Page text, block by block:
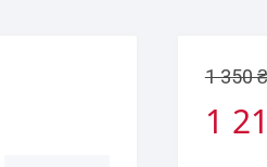
1 350 ₴
1